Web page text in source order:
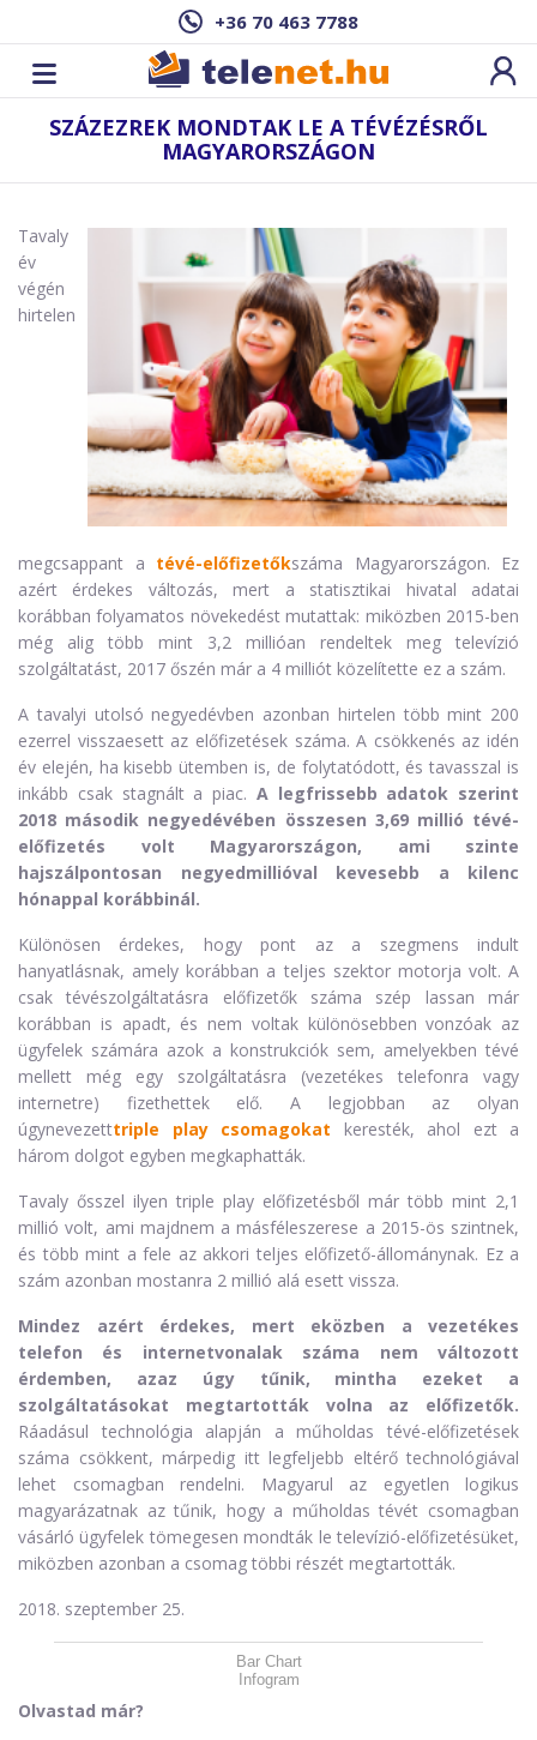
+36 70 463 7788
SZÁZEZREK MONDTAK LE A TÉVÉZÉSRŐL
MAGYARORSZÁGON
Tavaly
év
végén
hirtelen
megcsappant a tévé-előfizetőkszáma Magyarországon. Ez
azért érdekes változás, mert a statisztikai hivatal adatai
korábban folyamatos növekedést mutattak: miközben 2015-ben
még alig több mint 3,2 millióan rendeltek meg televízió
szolgáltatást, 2017 őszén már a 4 milliót közelítette ez a szám.
A tavalyi utolsó negyedévben azonban hirtelen több mint 200
ezerrel visszaesett az előfizetések száma. A csökkenés az idén
év elején, ha kisebb ütemben is, de folytatódott, és tavasszal is
inkább csak stagnált a piac. A legfrissebb adatok szerint
2018 második negyedévében összesen 3,69 millió tévé-
előfizetés volt Magyarországon, ami szinte
hajszálpontosan negyedmillióval kevesebb a kilenc
hónappal korábbinál.
Különösen érdekes, hogy pont az a szegmens indult
hanyatlásnak, amely korábban a teljes szektor motorja volt. A
csak tévészolgáltatásra előfizetők száma szép lassan már
korábban is apadt, és nem voltak különösebben vonzóak az
ügyfelek számára azok a konstrukciók sem, amelyekben tévé
mellett még egy szolgáltatásra (vezetékes telefonra vagy
internetre) fizethettek elő. A legjobban az olyan
úgynevezetttriple play csomagokat keresték, ahol ezt a
három dolgot egyben megkaphatták.
Tavaly ősszel ilyen triple play előfizetésből már több mint 2,1
millió volt, ami majdnem a másféleszerese a 2015-ös szintnek,
és több mint a fele az akkori teljes előfizető-állománynak. Ez a
szám azonban mostanra 2 millió alá esett vissza.
Mindez azért érdekes, mert eközben a vezetékes
telefon és internetvonalak száma nem változott
érdemben, azaz úgy tűnik, mintha ezeket a
szolgáltatásokat megtartották volna az előfizetők.
Ráadásul technológia alapján a műholdas tévé-előfizetések
száma csökkent, márpedig itt legfeljebb eltérő technológiával
lehet csomagban rendelni. Magyarul az egyetlen logikus
magyarázatnak az tűnik, hogy a műholdas tévét csomagban
vásárló ügyfelek tömegesen mondták le televízió-előfizetésüket,
miközben azonban a csomag többi részét megtartották.
2018. szeptember 25.
Bar Chart
Infogram
Olvastad már?